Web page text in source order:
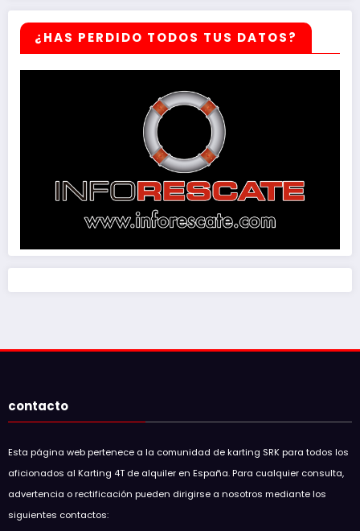
¿HAS PERDIDO TODOS TUS DATOS?
contacto
Esta página web pertenece a la comunidad de karting SRK para todos los
aficionados al Karting 4T de alquiler en España. Para cualquier consulta,
advertencia o rectificación pueden dirigirse a nosotros mediante los
siguientes contactos: